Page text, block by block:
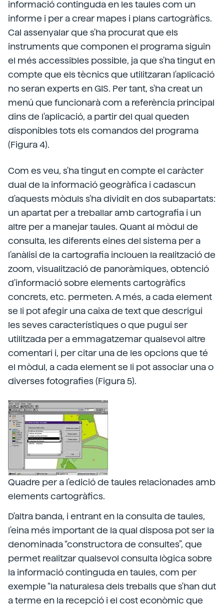
informació continguda en les taules com un
informe i per a crear mapes i plans cartogràfics.
Cal assenyalar que s'ha procurat que els
instruments que componen el programa siguin
el més accessibles possible, ja que s'ha tingut en
compte que els tècnics que utilitzaran l'aplicació
no seran experts en GIS. Per tant, s'ha creat un
menú que funcionarà com a referència principal
dins de l'aplicació, a partir del qual queden
disponibles tots els comandos del programa
(Figura 4).
Com es veu, s'ha tingut en compte el caràcter
dual de la informació geogràfica i cadascun
d'aquests mòduls s'ha dividit en dos subapartats:
un apartat per a treballar amb cartografia i un
altre per a manejar taules. Quant al mòdul de
consulta, les diferents eines del sistema per a
l'anàlisi de la cartografia inclouen la realització de
zoom, visualització de panoràmiques, obtenció
d'informació sobre elements cartogràfics
concrets, etc. permeten. A més, a cada element
se li pot afegir una caixa de text que descrigui
les seves característiques o que pugui ser
utilitzada per a emmagatzemar qualsevol altre
comentari i, per citar una de les opcions que té
el mòdul, a cada element se li pot associar una o
diverses fotografies (Figura 5).
Quadre per a l'edició de taules relacionades amb
elements cartogràfics.
D'altra banda, i entrant en la consulta de taules,
l'eina més important de la qual disposa pot ser la
denominada “constructora de consultes”, que
permet realitzar qualsevol consulta lògica sobre
la informació continguda en taules, com per
exemple “la naturalesa dels treballs que s'han dut
a terme en la recepció i el cost econòmic que